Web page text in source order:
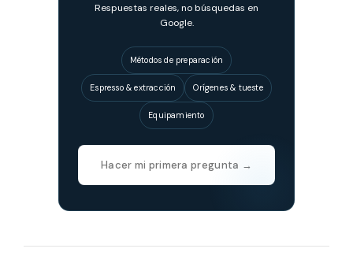
Respuestas reales, no búsquedas en
Google.
Métodos de preparación
Espresso & extracción Orígenes & tueste
Equipamiento
Hacer mi primera pregunta →